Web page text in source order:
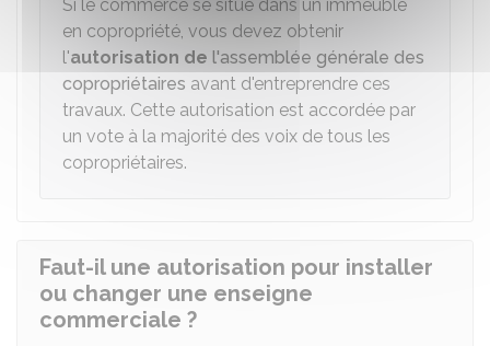
Si le commerce se situe dans un immeuble
en copropriété, vous devez obtenir
l'autorisation de l'assemblée générale des
copropriétaires avant d'entreprendre ces
travaux. Cette autorisation est accordée par
un vote à la majorité des voix de tous les
copropriétaires.
Faut-il une autorisation pour installer
ou changer une enseigne
commerciale ?